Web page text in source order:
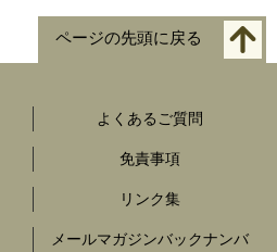
ページの先頭に戻る
よくあるご質問
免責事項
リンク集
メールマガジンバックナンバ